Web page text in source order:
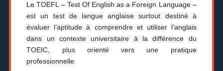
Le TOEFL – Test Of English as a Foreign Language –
est un test de langue anglaise surtout destiné à
évaluer l’aptitude à comprendre et utiliser l’anglais
dans un contexte universitaire à la différence du
TOEIC, plus orienté vers une pratique
professionnelle.